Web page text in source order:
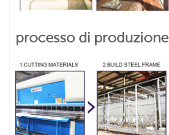
processo di produzione